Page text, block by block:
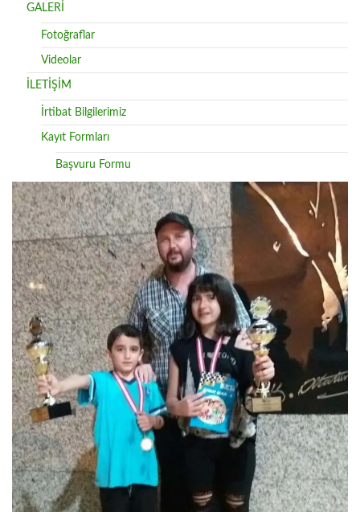
GALERİ
Fotoğraflar
Videolar
İLETİŞİM
İrtibat Bilgilerimiz
Kayıt Formları
Başvuru Formu